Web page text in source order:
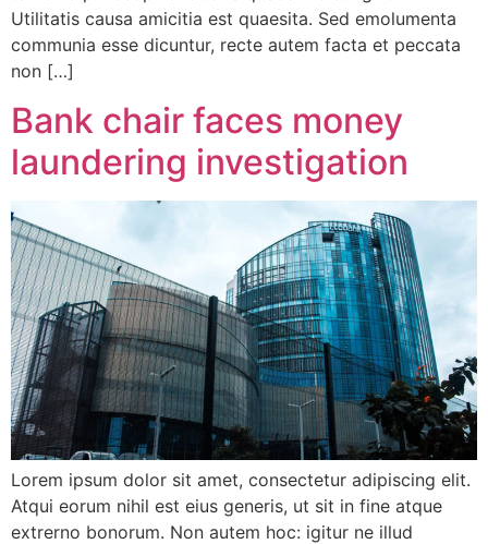
Utilitatis causa amicitia est quaesita. Sed emolumenta
communia esse dicuntur, recte autem facta et peccata
non […]
Bank chair faces money
laundering investigation
Lorem ipsum dolor sit amet, consectetur adipiscing elit.
Atqui eorum nihil est eius generis, ut sit in fine atque
extrerno bonorum. Non autem hoc: igitur ne illud